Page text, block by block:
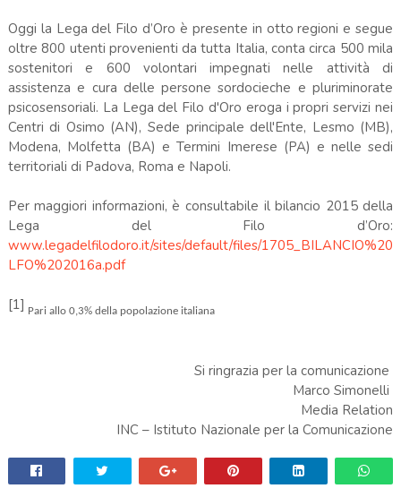
Oggi la Lega del Filo d’Oro è presente in otto regioni e segue
oltre 800 utenti provenienti da tutta Italia, conta circa 500 mila
sostenitori e 600 volontari impegnati nelle attività di
assistenza e cura delle persone sordocieche e pluriminorate
psicosensoriali. La Lega del Filo d'Oro eroga i propri servizi nei
Centri di Osimo (AN), Sede principale dell'Ente, Lesmo (MB),
Modena, Molfetta (BA) e Termini Imerese (PA) e nelle sedi
territoriali di Padova, Roma e Napoli.
Per maggiori informazioni, è consultabile il bilancio 2015 della
Lega del Filo d’Oro:
www.legadelfilodoro.it/sites/default/files/1705_BILANCIO%20
LFO%202016a.pdf
[1] Pari allo 0,3% della popolazione italiana
Si ringrazia per la comunicazione
Marco Simonelli
Media Relation
INC – Istituto Nazionale per la Comunicazione